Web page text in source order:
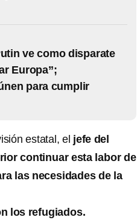
ve como disparate
Europa”;
para cumplir
estatal, el jefe del
continuar esta labor de
las necesidades de la
los refugiados.